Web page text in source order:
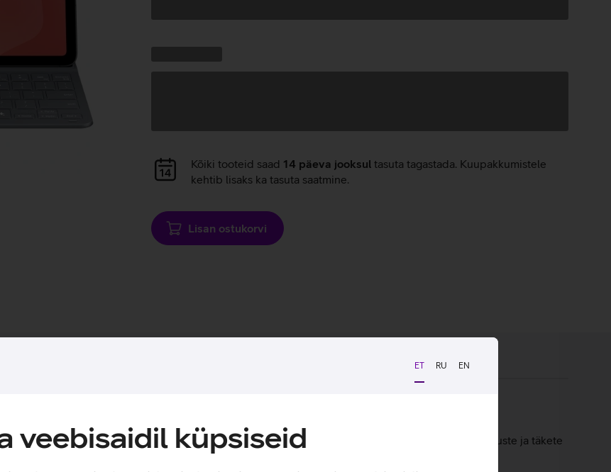
ET RU EN
veebisaidil küpsiseid
Andmete
laadimine
Kõiki tooteid saad 14 päeva jooksul tasuta tagastada. Kuupakkumistele
kehtib lisaks ka tasuta saatmine.
Lisan ostukorvi
stiilse ja otstarbeka ümbrisega.
kirjutamiseks. Kaaned tüüpi ümbris pakub tahvelarvutile kaitset igapäevasel kasutamisel kriimustuste ja täkete
pogo pin ühendusele saad klaviatuuri abil luua tahvelarvutist mulje, töötad ja trükid arvutis.